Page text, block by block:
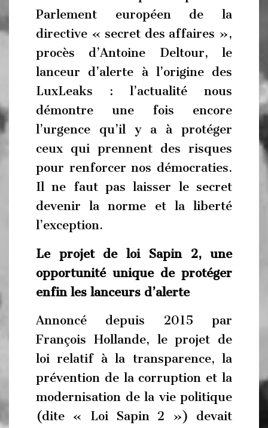
Parlement européen de la
directive « secret des affaires »,
procès d’Antoine Deltour, le
lanceur d’alerte à l’origine des
LuxLeaks : l’actualité nous
démontre une fois encore
l’urgence qu’il y a à protéger
ceux qui prennent des risques
pour renforcer nos démocraties.
Il ne faut pas laisser le secret
devenir la norme et la liberté
l’exception.
Le projet de loi Sapin 2, une
opportunité unique de protéger
enfin les lanceurs d’alerte
Annoncé depuis 2015 par
François Hollande, le projet de
loi relatif à la transparence, la
prévention de la corruption et la
modernisation de la vie politique
(dite « Loi Sapin 2 ») devait